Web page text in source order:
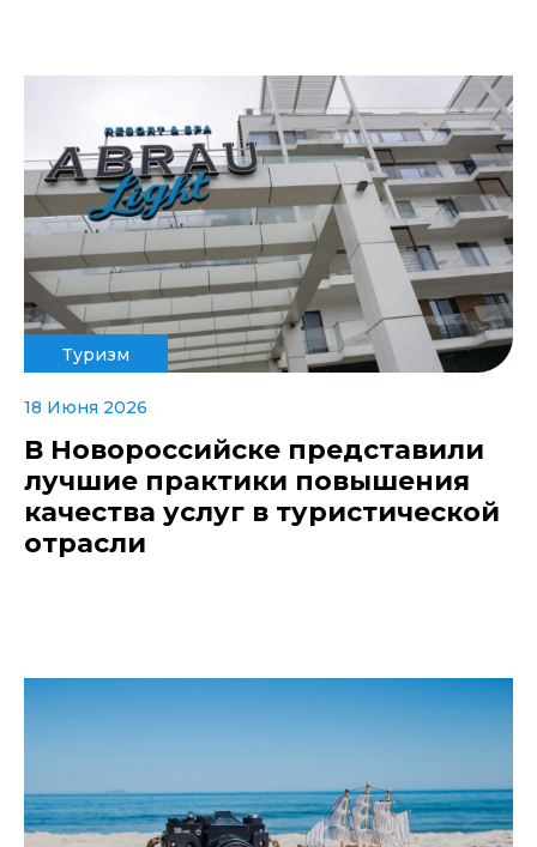
Туризм
18 Июня 2026
В Новороссийске представили
лучшие практики повышения
качества услуг в туристической
отрасли